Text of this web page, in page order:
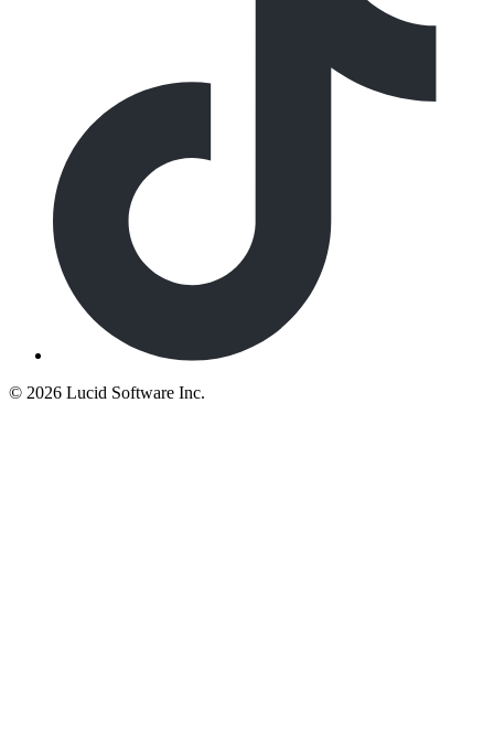
© 2026 Lucid Software Inc.